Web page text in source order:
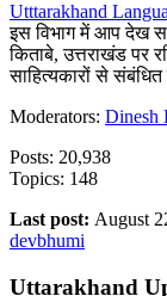
Utttarakhand
इस विभाग में आप देख
किताबे, उत्तराखंड पर
साहित्यकारों से संबंधित
Moderators: Dinesh
Posts: 20,938
Topics: 148
Last post: August
devbhumi
Uttarakhand